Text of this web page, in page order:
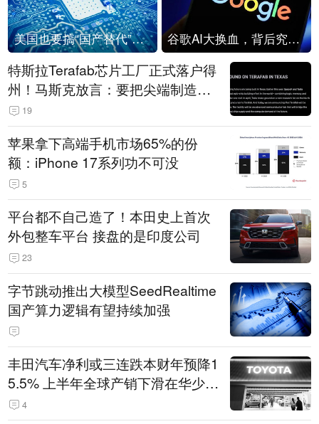
美国也要搞“国产替代”？先算清三笔账 谷歌AI大换血，背后究竟发生了什么？
特斯拉Terafab芯片工厂正式落户得
州！马斯克放言：要把尖端制造带
回美国
19
苹果拿下高端手机市场65%的份
额：iPhone 17系列功不可没
5
平台都不自己造了！本田史上首次
外包整车平台 接盘的是印度公司
23
字节跳动推出大模型SeedRealtime
国产算力逻辑有望持续加强
丰田汽车净利或三连跌本财年预降1
5.5% 上半年全球产销下滑在华少卖
14.3万辆
4